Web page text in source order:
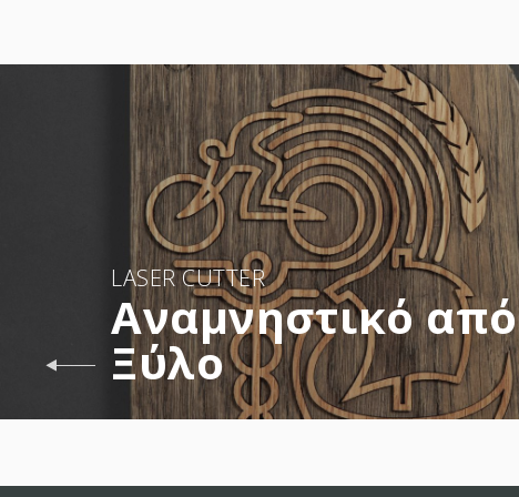
LASER CUTTER
Αναμνηστικό από
Ξύλο